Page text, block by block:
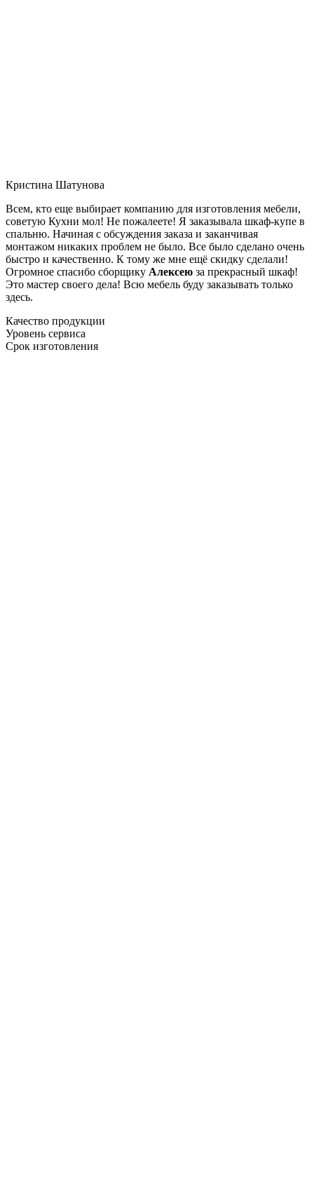
Кристина Шатунова
Всем, кто еще выбирает компанию для изготовления мебели,
советую Кухни мол! Не пожалеете! Я заказывала шкаф-купе в
спальню. Начиная с обсуждения заказа и заканчивая
монтажом никаких проблем не было. Все было сделано очень
быстро и качественно. К тому же мне ещё скидку сделали!
Огромное спасибо сборщику Алексею за прекрасный шкаф!
Это мастер своего дела! Всю мебель буду заказывать только
здесь.
Качество продукции
Уровень сервиса
Срок изготовления